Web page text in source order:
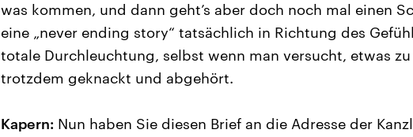
was kommen, und dann geht’s aber doch noch mal einen
eine „never ending story“ tatsächlich in Richtung des
totale Durchleuchtung, selbst wenn man versucht, etwas
trotzdem geknackt und abgehört.
Kapern: Nun haben Sie diesen Brief an die Adresse der